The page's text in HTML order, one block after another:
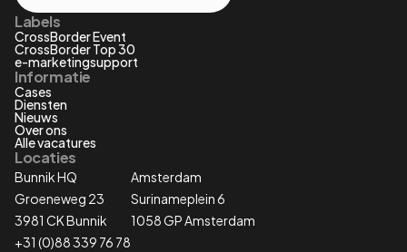
Labels
CrossBorder Event
CrossBorder Top 30
e-marketingsupport
Informatie
Cases
Diensten
Nieuws
Over ons
Alle vacatures
Locaties
Bunnik HQ
Groeneweg 23
3981 CK Bunnik
+31 (0)88 339 76 78
Amsterdam
Surinameplein 6
1058 GP Amsterdam